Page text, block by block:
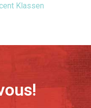
Klassen